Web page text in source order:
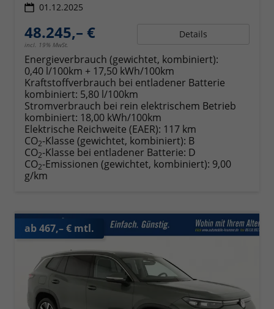
01.12.2025
48.245,– €
incl. 19% MwSt.
Details
Energieverbrauch (gewichtet, kombiniert):
0,40 l/100km + 17,50 kWh/100km
Kraftstoffverbrauch bei entladener Batterie
kombiniert: 5,80 l/100km
Stromverbrauch bei rein elektrischem Betrieb
kombiniert: 18,00 kWh/100km
Elektrische Reichweite (EAER): 117 km
CO2-Klasse (gewichtet, kombiniert): B
CO2-Klasse bei entladener Batterie: D
CO2-Emissionen (gewichtet, kombiniert): 9,00
g/km
ab 467,– € mtl.